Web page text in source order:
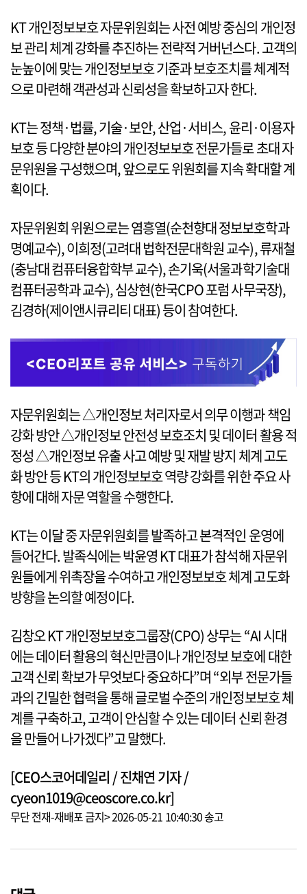
KT 개인정보보호 자문위원회는 사전 예방 중심의 개인정
보 관리 체계 강화를 추진하는 전략적 거버넌스다. 고객의
눈높이에 맞는 개인정보보호 기준과 보호조치를 체계적
으로 마련해 객관성과 신뢰성을 확보하고자 한다.
KT는 정책·법률, 기술·보안, 산업·서비스, 윤리·이용자
보호 등 다양한 분야의 개인정보보호 전문가들로 초대 자
문위원을 구성했으며, 앞으로도 위원회를 지속 확대할 계
획이다.
자문위원회 위원으로는 염흥열(순천향대 정보보호학과
명예교수), 이희정(고려대 법학전문대학원 교수), 류재철
(충남대 컴퓨터융합학부 교수), 손기욱(서울과학기술대
컴퓨터공학과 교수), 심상현(한국CPO 포럼 사무국장),
김경하(제이앤시큐리티 대표) 등이 참여한다.
자문위원회는 △개인정보 처리자로서 의무 이행과 책임
강화 방안 △개인정보 안전성 보호조치 및 데이터 활용 적
정성 △개인정보 유출 사고 예방 및 재발 방지 체계 고도
화 방안 등 KT의 개인정보보호 역량 강화를 위한 주요 사
항에 대해 자문 역할을 수행한다.
KT는 이달 중 자문위원회를 발족하고 본격적인 운영에
들어간다. 발족식에는 박윤영 KT 대표가 참석해 자문위
원들에게 위촉장을 수여하고 개인정보보호 체계 고도화
방향을 논의할 예정이다.
김창오 KT 개인정보보호그룹장(CPO) 상무는 “AI 시대
에는 데이터 활용의 혁신만큼이나 개인정보 보호에 대한
고객 신뢰 확보가 무엇보다 중요하다”며 “외부 전문가들
과의 긴밀한 협력을 통해 글로벌 수준의 개인정보보호 체
계를 구축하고, 고객이 안심할 수 있는 데이터 신뢰 환경
을 만들어 나가겠다”고 말했다.
[CEO스코어데일리 / 진채연 기자 /
cyeon1019@ceoscore.co.kr]
무단 전재-재배포 금지> 2026-05-21 10:40:30 송고